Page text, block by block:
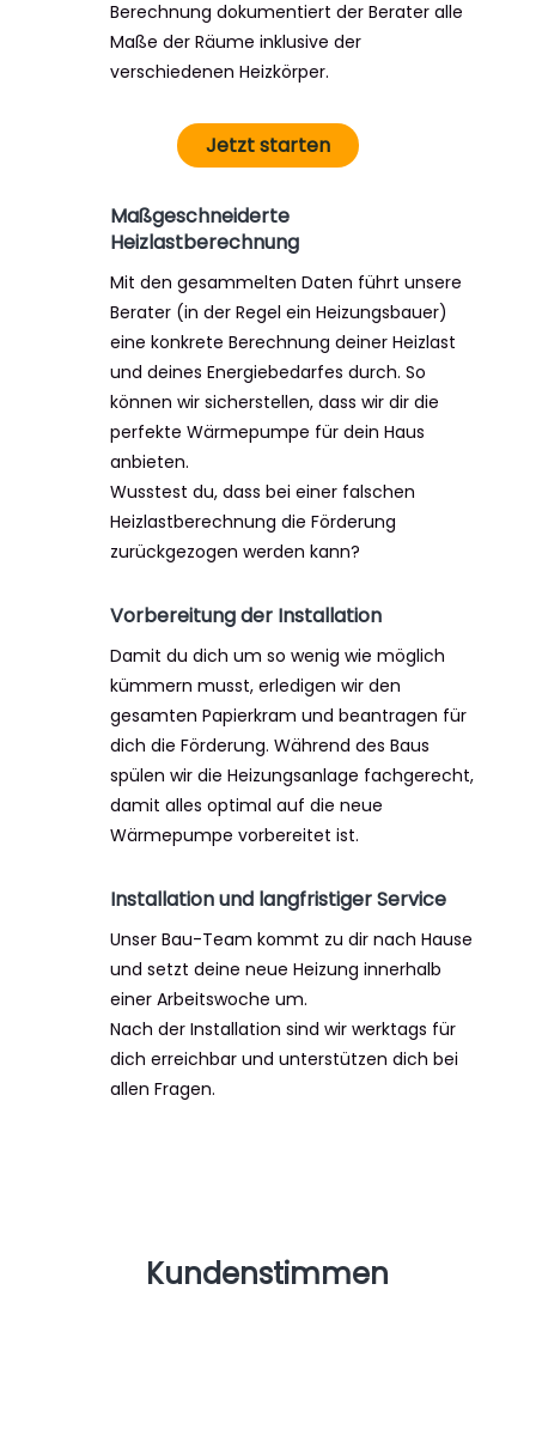
Berechnung dokumentiert der Berater alle
Maße der Räume inklusive der
verschiedenen Heizkörper.
Jetzt starten
Maßgeschneiderte
Heizlastberechnung
Mit den gesammelten Daten führt unsere
Berater (in der Regel ein Heizungsbauer)
eine konkrete Berechnung deiner Heizlast
und deines Energiebedarfes durch. So
können wir sicherstellen, dass wir dir die
perfekte Wärmepumpe für dein Haus
anbieten.
Wusstest du, dass bei einer falschen
Heizlastberechnung die Förderung
zurückgezogen werden kann?
Vorbereitung der Installation
Damit du dich um so wenig wie möglich
kümmern musst, erledigen wir den
gesamten Papierkram und beantragen für
dich die Förderung. Während des Baus
spülen wir die Heizungsanlage fachgerecht,
damit alles optimal auf die neue
Wärmepumpe vorbereitet ist.
Installation und langfristiger Service
Unser Bau-Team kommt zu dir nach Hause
und setzt deine neue Heizung innerhalb
einer Arbeitswoche um.
Nach der Installation sind wir werktags für
dich erreichbar und unterstützen dich bei
allen Fragen.
Kundenstimmen